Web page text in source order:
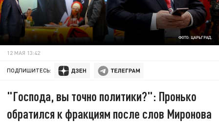
ФОТО: ЦАРЬГРАД.
12 МАЯ 13:42
ПОДПИШИТЕСЬ:
"Господа, вы точно политики?": Пронько
обратился к фракциям после слов Миронова